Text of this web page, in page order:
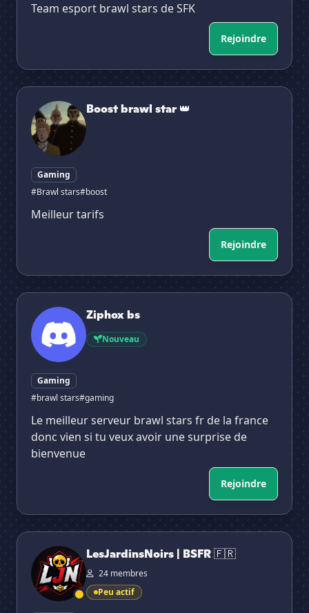
Team esport brawl stars de SFK
Rejoindre
Boost brawl star 👑
Boost brawl star 👑
Gaming
#Brawl stars#boost
Meilleur tarifs
Rejoindre
Ziphox bs
Ziphox bs
Nouveau
Gaming
#brawl stars#gaming
Le meilleur serveur brawl stars fr de la france
donc vien si tu veux avoir une surprise de
bienvenue
Rejoindre
LesJardinsNoirs | BSFR 🇫🇷
LesJardinsNoirs | BSFR 🇫🇷
24 membres
Peu actif